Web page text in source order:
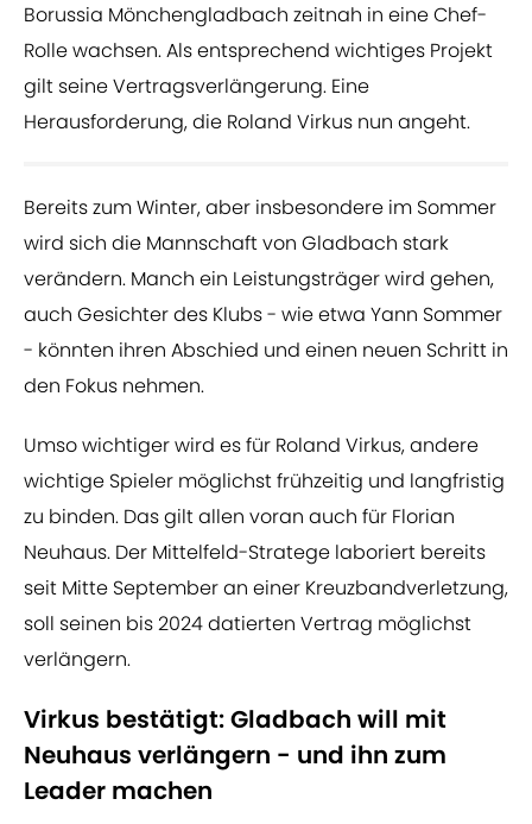
Borussia Mönchengladbach zeitnah in eine Chef-
Rolle wachsen. Als entsprechend wichtiges Projekt
gilt seine Vertragsverlängerung. Eine
Herausforderung, die Roland Virkus nun angeht.
Bereits zum Winter, aber insbesondere im Sommer
wird sich die Mannschaft von Gladbach stark
verändern. Manch ein Leistungsträger wird gehen,
auch Gesichter des Klubs - wie etwa Yann Sommer
- könnten ihren Abschied und einen neuen Schritt in
den Fokus nehmen.
Umso wichtiger wird es für Roland Virkus, andere
wichtige Spieler möglichst frühzeitig und langfristig
zu binden. Das gilt allen voran auch für Florian
Neuhaus. Der Mittelfeld-Stratege laboriert bereits
seit Mitte September an einer Kreuzbandverletzung,
soll seinen bis 2024 datierten Vertrag möglichst
verlängern.
Virkus bestätigt: Gladbach will mit
Neuhaus verlängern - und ihn zum
Leader machen